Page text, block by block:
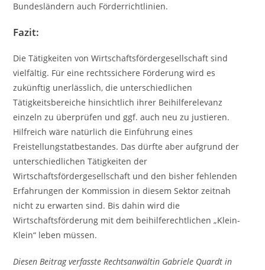
Bundesländern auch Förderrichtlinien.
Fazit:
Die Tätigkeiten von Wirtschaftsfördergesellschaft sind
vielfältig. Für eine rechtssichere Förderung wird es
zukünftig unerlässlich, die unterschiedlichen
Tätigkeitsbereiche hinsichtlich ihrer Beihilferelevanz
einzeln zu überprüfen und ggf. auch neu zu justieren.
Hilfreich wäre natürlich die Einführung eines
Freistellungstatbestandes. Das dürfte aber aufgrund der
unterschiedlichen Tätigkeiten der
Wirtschaftsfördergesellschaft und den bisher fehlenden
Erfahrungen der Kommission in diesem Sektor zeitnah
nicht zu erwarten sind. Bis dahin wird die
Wirtschaftsförderung mit dem beihilferechtlichen „Klein-
Klein“ leben müssen.
Diesen Beitrag verfasste Rechtsanwältin Gabriele Quardt in